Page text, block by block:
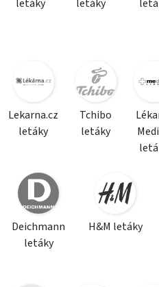
letáky
letáky
Lekarna.cz
letáky
Tchibo
letáky
Deichmann
letáky
H&M letáky